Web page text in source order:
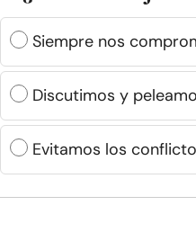
Siempre nos
Discutimos y
Evitamos los